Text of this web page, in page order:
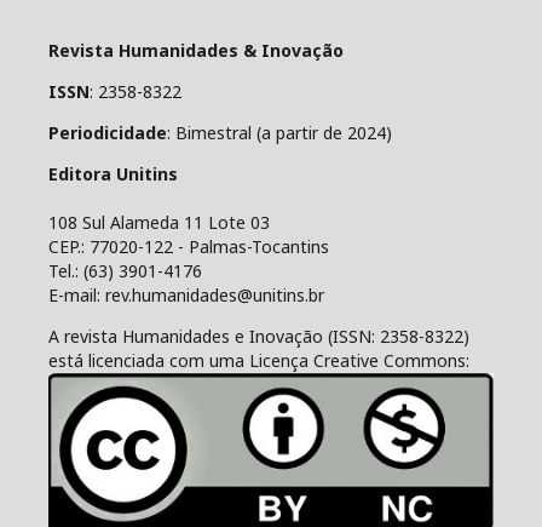
Revista Humanidades & Inovação
ISSN: 2358-8322
Periodicidade: Bimestral (a partir de 2024)
Editora Unitins
108 Sul Alameda 11 Lote 03
CEP.: 77020-122 - Palmas-Tocantins
Tel.: (63) 3901-4176
E-mail: rev.humanidades@unitins.br
A revista Humanidades e Inovação (ISSN: 2358-8322)
está licenciada com uma Licença Creative Commons: